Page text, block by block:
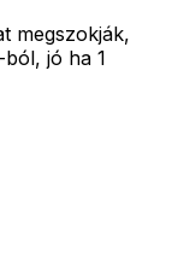
megszokják,
jó ha 1